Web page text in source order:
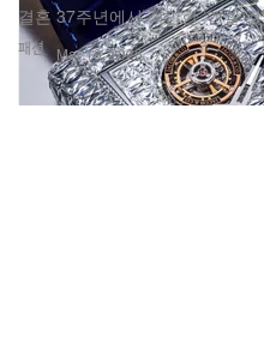
패션
결혼 37주년에서 착안한 ‘엔젤 컷
Mar 19, 2026